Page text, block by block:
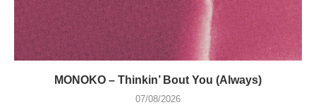
MONOKO – Thinkin’ Bout You (Always)
07/08/2026